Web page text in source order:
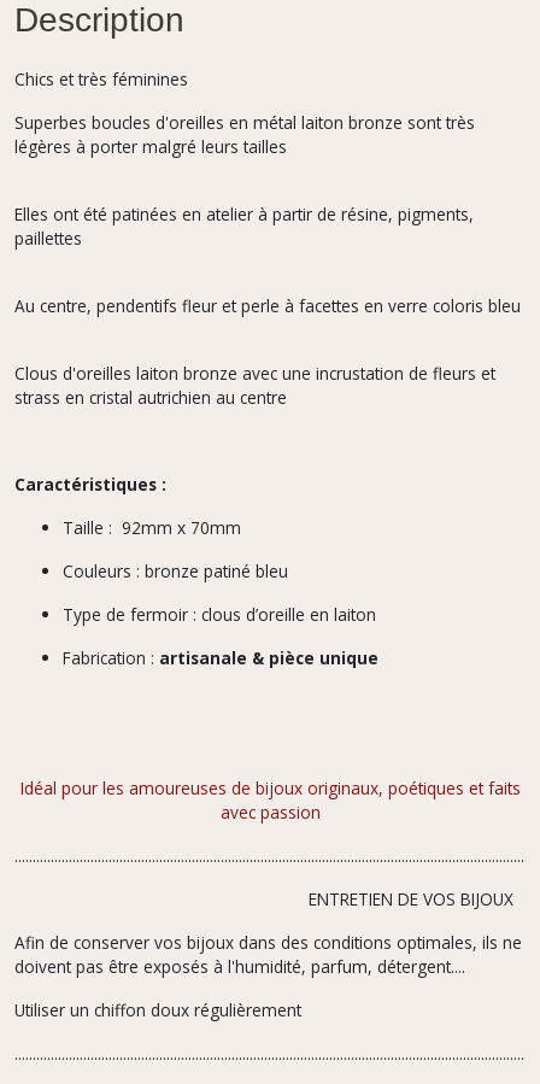
Description
Chics et très féminines
Superbes boucles d'oreilles en métal laiton bronze sont très
légères à porter malgré leurs tailles
Elles ont été patinées en atelier à partir de résine, pigments,
paillettes
Au centre, pendentifs fleur et perle à facettes en verre coloris bleu
Clous d'oreilles laiton bronze avec une incrustation de fleurs et
strass en cristal autrichien au centre
Caractéristiques :
Taille : 92mm x 70mm
Couleurs : bronze patiné bleu
Type de fermoir : clous d’oreille en laiton
Fabrication : artisanale & pièce unique
Idéal pour les amoureuses de bijoux originaux, poétiques et faits
avec passion
ENTRETIEN DE VOS BIJOUX
Afin de conserver vos bijoux dans des conditions optimales, ils ne
doivent pas être exposés à l'humidité, parfum, détergent....
Utiliser un chiffon doux régulièrement